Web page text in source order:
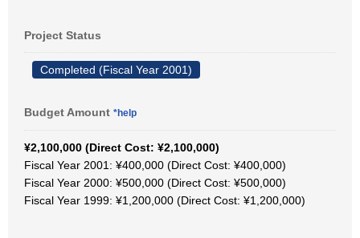
Project Status
Completed (Fiscal Year 2001)
Budget Amount *help
¥2,100,000 (Direct Cost: ¥2,100,000)
Fiscal Year 2001: ¥400,000 (Direct Cost: ¥400,000)
Fiscal Year 2000: ¥500,000 (Direct Cost: ¥500,000)
Fiscal Year 1999: ¥1,200,000 (Direct Cost: ¥1,200,000)